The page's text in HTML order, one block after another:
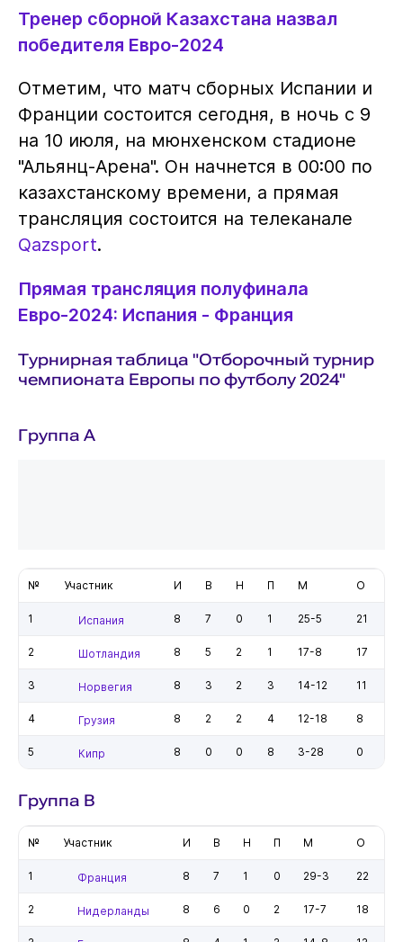
Тренер сборной Казахстана назвал
победителя Евро-2024
Отметим, что матч сборных Испании и
Франции состоится сегодня, в ночь с 9
на 10 июля, на мюнхенском стадионе
"Альянц-Арена". Он начнется в 00:00 по
казахстанскому времени, а прямая
трансляция состоится на телеканале
Qazsport.
Прямая трансляция полуфинала
Евро-2024: Испания - Франция
Турнирная таблица "Отборочный турнир
чемпионата Европы по футболу 2024"
Группа A
№ Участник И В Н П М О
1 Испания 8 7 0 1 25-5 21
2 Шотландия 8 5 2 1 17-8 17
3 Норвегия 8 3 2 3 14-12 11
4 Грузия 8 2 2 4 12-18 8
5 Кипр 8 0 0 8 3-28 0
Группа B
№ Участник И В Н П М О
1 Франция 8 7 1 0 29-3 22
2 Нидерланды 8 6 0 2 17-7 18